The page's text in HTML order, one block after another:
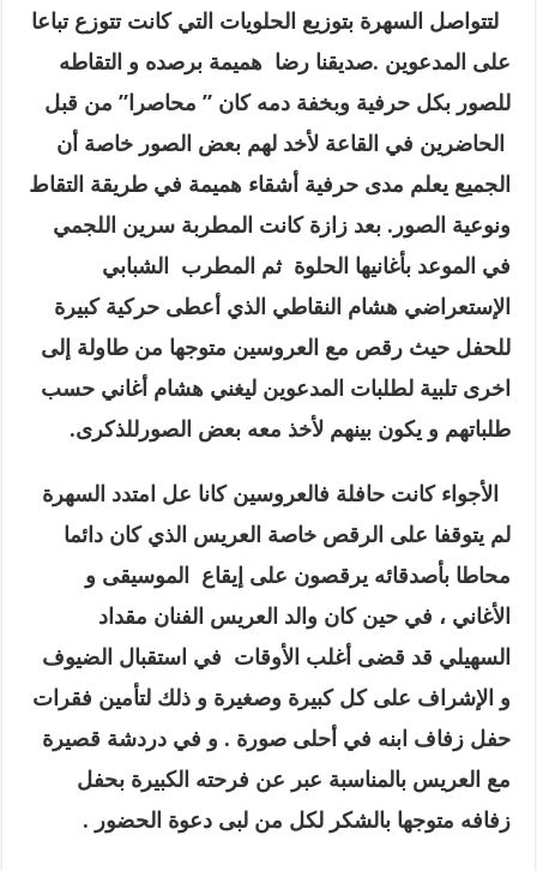
لتتواصل السهرة بتوزيع الحلويات التي كانت تتوزع تباعا
على المدعوين .صديقنا رضا هميمة برصده و التقاطه
للصور بكل حرفية وبخفة دمه كان ” محاصرا” من قبل
الحاضرين في القاعة لأخد لهم بعض الصور خاصة أن
الجميع يعلم مدى حرفية أشقاء هميمة في طريقة التقاط
ونوعية الصور. بعد زازة كانت المطربة سرين اللجمي
في الموعد بأغانيها الحلوة ثم المطرب الشبابي
الإستعراضي هشام النقاطي الذي أعطى حركية كبيرة
للحفل حيث رقص مع العروسين متوجها من طاولة إلى
اخرى تلبية لطلبات المدعوين ليغني هشام أغاني حسب
طلباتهم و يكون بينهم لأخذ معه بعض الصورللذكرى.
الأجواء كانت حافلة فالعروسين كانا عل امتدد السهرة
لم يتوقفا على الرقص خاصة العريس الذي كان دائما
محاطا بأصدقائه يرقصون على إيقاع الموسيقى و
الأغاني ، في حين كان والد العريس الفنان مقداد
السهيلي قد قضى أغلب الأوقات في استقبال الضيوف
و الإشراف على كل كبيرة وصغيرة و ذلك لتأمين فقرات
حفل زفاف ابنه في أحلى صورة . و في دردشة قصيرة
مع العريس بالمناسبة عبر عن فرحته الكبيرة بحفل
زفافه متوجها بالشكر لكل من لبى دعوة الحضور .